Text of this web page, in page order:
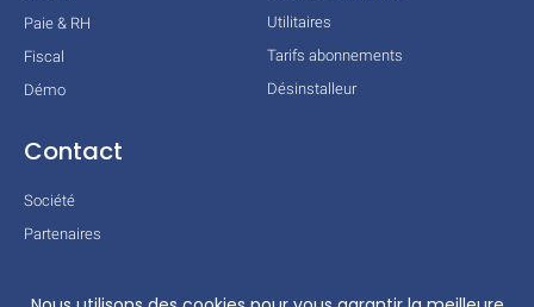
Paie & RH
Fiscal
Démo
Utilitaires
Tarifs abonnements
Désinstalleur
Contact
Société
Partenaires
Mentions légales